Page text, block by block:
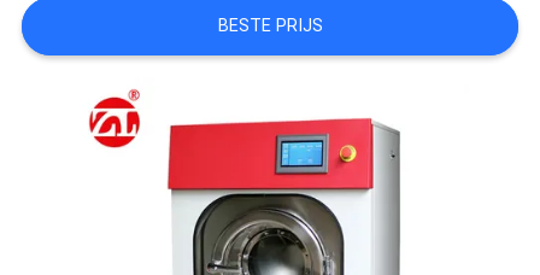
VR
SHOW
SITEMAP
BESTE PRIJS